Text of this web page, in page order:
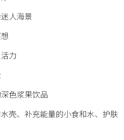
人海景
力
色浆果饮品
壳、补充能量的小食和水、护肤